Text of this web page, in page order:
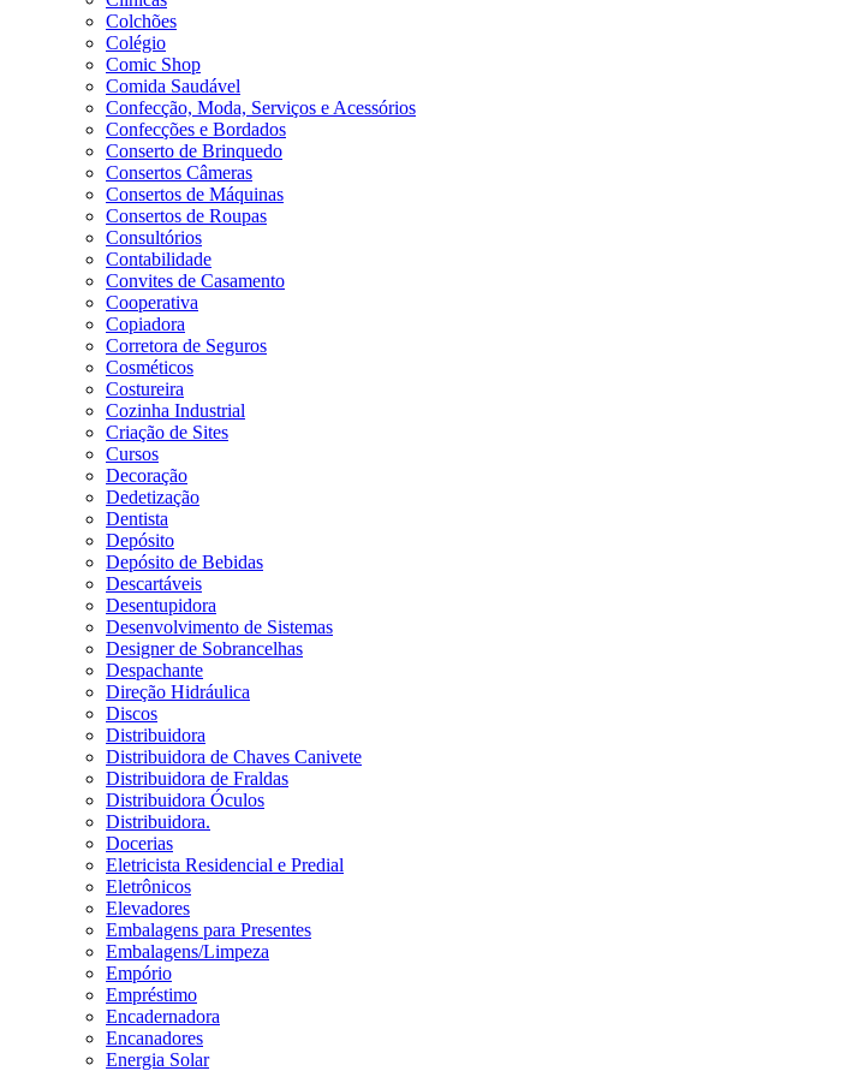
Colchões
Colégio
Comic Shop
Comida Saudável
Confecção, Moda, Serviços e Acessórios
Confecções e Bordados
Conserto de Brinquedo
Consertos Câmeras
Consertos de Máquinas
Consertos de Roupas
Consultórios
Contabilidade
Convites de Casamento
Cooperativa
Copiadora
Corretora de Seguros
Cosméticos
Costureira
Cozinha Industrial
Criação de Sites
Cursos
Decoração
Dedetização
Dentista
Depósito
Depósito de Bebidas
Descartáveis
Desentupidora
Desenvolvimento de Sistemas
Designer de Sobrancelhas
Despachante
Direção Hidráulica
Discos
Distribuidora
Distribuidora de Chaves Canivete
Distribuidora de Fraldas
Distribuidora Óculos
Distribuidora.
Docerias
Eletricista Residencial e Predial
Eletrônicos
Elevadores
Embalagens para Presentes
Embalagens/Limpeza
Empório
Empréstimo
Encadernadora
Encanadores
Energia Solar